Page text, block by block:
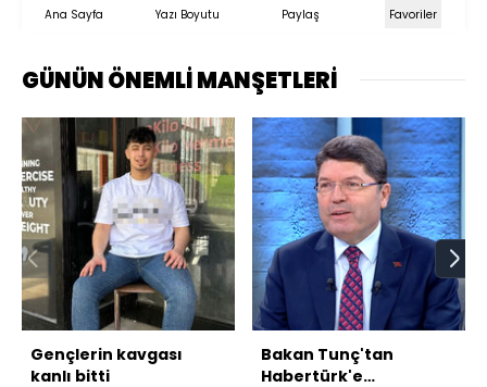
Ana Sayfa Yazı Boyutu Paylaş Favoriler
GÜNÜN ÖNEMLİ MANŞETLERİ
Gençlerin kavgası
kanlı bitti
Bakan Tunç'tan
Habertürk'e